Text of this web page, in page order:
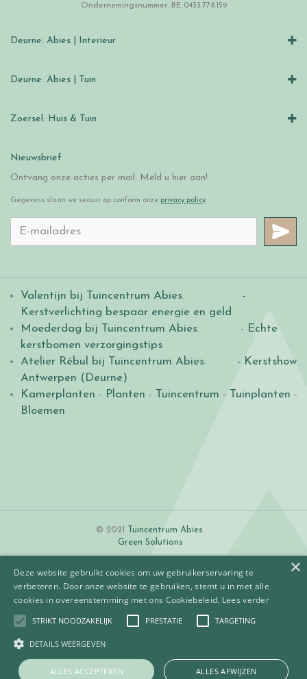
Ondernemingsnummer: BE 0433.778.159
Deurne: Abies | Interieur
Deurne: Abies | Tuin
Zoersel: Huis & Tuin
Nieuwsbrief
Ontvang onze acties per mail. Meld u hier aan!
Gegevens slaan we secuur op conform onze privacy policy.
Valentijn bij Tuincentrum Abies.
-
Kerstverlichting bespaar energie en geld
Moederdag bij Tuincentrum Abies. - Echte
kerstbomen verzorgingstips
Atelier Rébul bij Tuincentrum Abies.
- Kerstshow
Antwerpen (Deurne)
Kamerplanten - Planten - Tuincentrum - Tuinplanten -
Bloemen
© 2021 Tuincentrum Abies.
Green Solutions
Algemene voorwaarden
Contact
×
Deze website gebruikt cookies om uw gebruikerservaring te
verbeteren. Door onze website te gebruiken, stemt u in met alle
cookies in overeenstemming met ons Cookiebeleid. Lees verder
STRIKT NOODZAKELIJK PRESTATIE TARGETING
DETAILS WEERGEVEN
ALLES ACCEPTEREN ALLES AFWIJZEN